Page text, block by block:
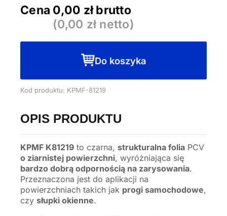
Cena 0,00 zł brutto
(0,00 zł netto)
Do koszyka
Kod produktu: KPMF-81219
OPIS PRODUKTU
KPMF K81219 to czarna, strukturalna folia PCV
o ziarnistej powierzchni, wyróżniająca się
bardzo dobrą odpornością na zarysowania.
Przeznaczona jest do aplikacji na
powierzchniach takich jak progi samochodowe,
czy słupki okienne.